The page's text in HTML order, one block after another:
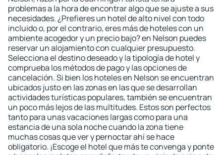
problemas a la hora de encontrar algo que se ajuste a sus
necesidades. ¿Prefieres un hotel de alto nivel con todo
incluido o, por el contrario, eres más de hoteles con un
ambiente acogedor y un precio bajo? en Nelson puedes
reservar un alojamiento con cualquier presupuesto.
Selecciona el destino deseado y la tipología de hotel y
comprueba los métodos de pago y las opciones de
cancelación. Si bien los hoteles en Nelson se encuentran
ubicados justo en las zonas en las que se desarrollan
actividades turísticas populares, también se encuentran
un poco más lejos de las multitudes. Estos son perfectos
tanto para unas vacaciones largas como para una
estancia de una sola noche cuando la zona tiene
muchas cosas que ver y pernoctar ahí se hace
obligatorio. ¡Escoge el hotel que más te convenga y ponte